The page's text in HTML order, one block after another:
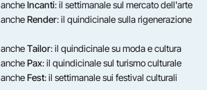
ancheIncanti: il settimanale sul mercato dell'arte
ancheRender: il quindicinale sulla rigenerazione
ancheTailor: il quindicinale su moda e cultura
anchePax: il quindicinale sul turismo culturale
ancheFest: il settimanale sui festival culturali